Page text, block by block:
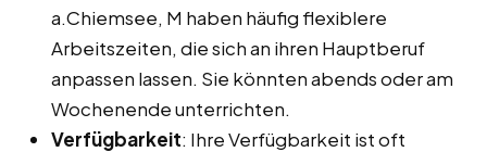
a.Chiemsee, M haben häufig flexiblere
Arbeitszeiten, die sich an ihren Hauptberuf
anpassen lassen. Sie könnten abends oder am
Wochenende unterrichten.
Verfügbarkeit: Ihre Verfügbarkeit ist oft